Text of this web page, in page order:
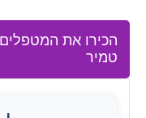
הכירו את
טמיר